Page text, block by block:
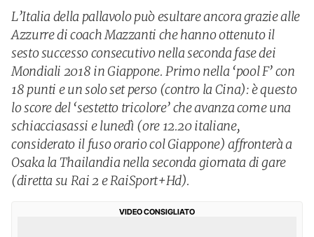
L’Italia della pallavolo può esultare ancora grazie alle
Azzurre di coach Mazzanti che hanno ottenuto il
sesto successo consecutivo nella seconda fase dei
Mondiali 2018 in Giappone. Primo nella ‘pool F’ con
18 punti e un solo set perso (contro la Cina): è questo
lo score del ‘sestetto tricolore’ che avanza come una
schiacciasassi e lunedì (ore 12.20 italiane,
considerato il fuso orario col Giappone) affronterà a
Osaka la Thailandia nella seconda giornata di gare
(diretta su Rai 2 e RaiSport+Hd).
VIDEO CONSIGLIATO